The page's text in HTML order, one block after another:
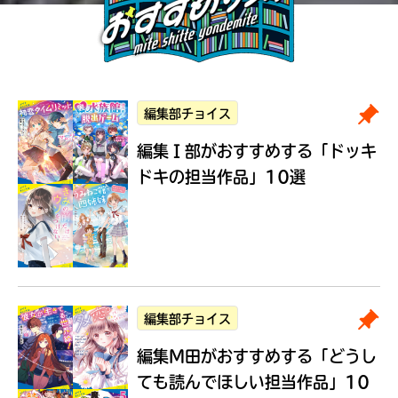
編集部チョイス
編集Ｉ部がおすすめする 「ドッキ
ドキの担当作品」10選
編集部チョイス
編集M田がおすすめする 「どうし
ても読んでほしい担当作品」10